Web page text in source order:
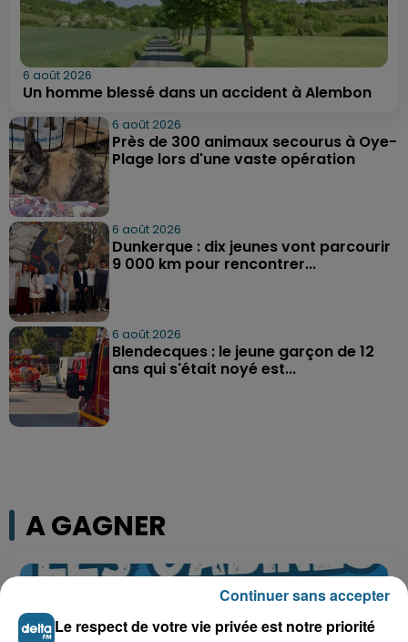
6 août 2026
Un homme blessé dans un accident à Alembon
6 août 2026
Près de 300 animaux secourus à Oye-
Plage lors d'une vaste opération
6 août 2026
Dunkerque : dix jeunes vont parcourir
9 000 km pour rencontrer...
6 août 2026
Blendecques : le jeune garçon de 12
ans qui s'était noyé est...
A GAGNER
Le respect de votre vie privée est notre priorité
Continuer sans accepter